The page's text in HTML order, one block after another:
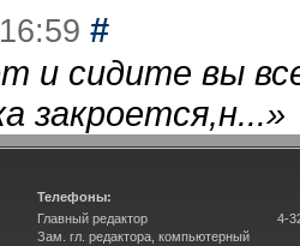
#
и сидите вы
закроется,н...»
Телефоны:
Главный редактор
Зам. гл. редактора, компьютерный
4-